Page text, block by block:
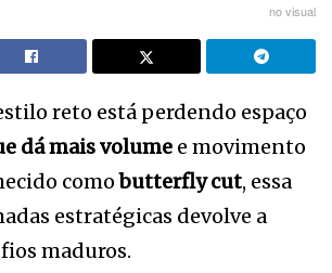
no visual
reto está perdendo espaço
dá mais volume e movimento
comobutterfly cut, essa
estratégicas devolve a
maduros.